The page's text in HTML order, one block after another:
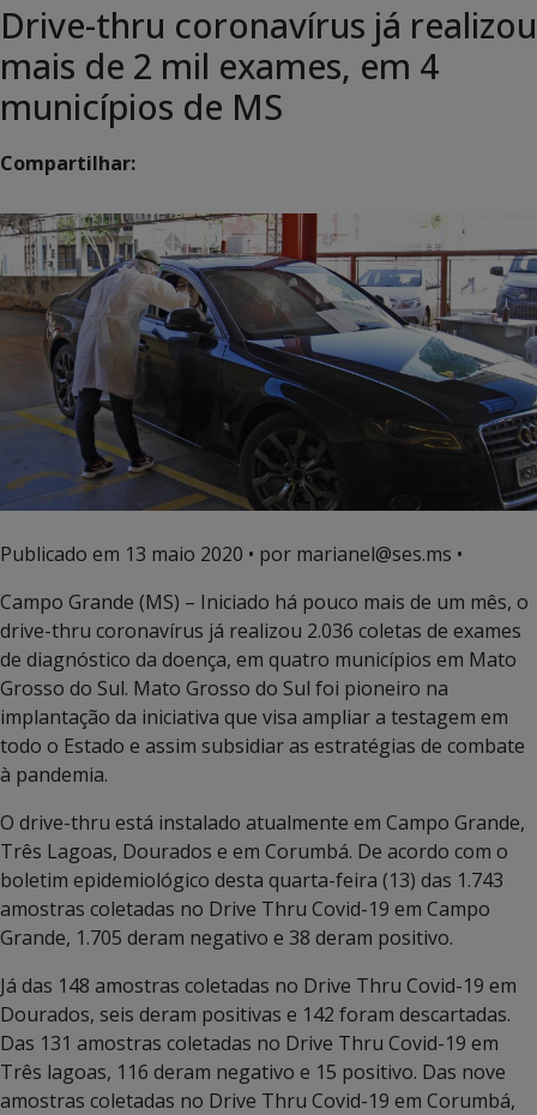
Drive-thru coronavírus já realizou
mais de 2 mil exames, em 4
municípios de MS
Compartilhar:
Publicado em 13 maio 2020 • por marianel@ses.ms •
Campo Grande (MS) – Iniciado há pouco mais de um mês, o
drive-thru coronavírus já realizou 2.036 coletas de exames
de diagnóstico da doença, em quatro municípios em Mato
Grosso do Sul. Mato Grosso do Sul foi pioneiro na
implantação da iniciativa que visa ampliar a testagem em
todo o Estado e assim subsidiar as estratégias de combate
à pandemia.
O drive-thru está instalado atualmente em Campo Grande,
Três Lagoas, Dourados e em Corumbá. De acordo com o
boletim epidemiológico desta quarta-feira (13) das 1.743
amostras coletadas no Drive Thru Covid-19 em Campo
Grande, 1.705 deram negativo e 38 deram positivo.
Já das 148 amostras coletadas no Drive Thru Covid-19 em
Dourados, seis deram positivas e 142 foram descartadas.
Das 131 amostras coletadas no Drive Thru Covid-19 em
Três lagoas, 116 deram negativo e 15 positivo. Das nove
amostras coletadas no Drive Thru Covid-19 em Corumbá,